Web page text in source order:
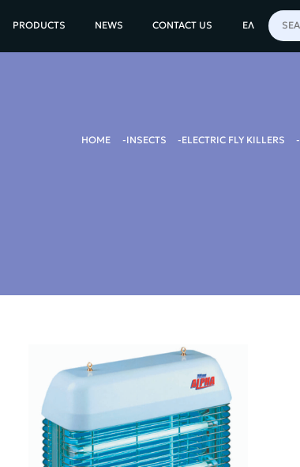
PRODUCTS NEWS CONTACT US ΕΛ
HOME INSECTS ELECTRIC FLY KILLERS